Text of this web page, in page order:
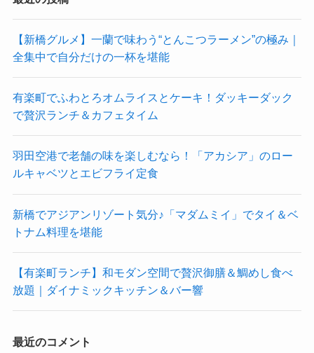
【新橋グルメ】一蘭で味わう“とんこつラーメン”の極み｜
全集中で自分だけの一杯を堪能
有楽町でふわとろオムライスとケーキ！ダッキーダック
で贅沢ランチ＆カフェタイム
羽田空港で老舗の味を楽しむなら！「アカシア」のロー
ルキャベツとエビフライ定食
新橋でアジアンリゾート気分♪「マダムミイ」でタイ＆ベ
トナム料理を堪能
【有楽町ランチ】和モダン空間で贅沢御膳＆鯛めし食べ
放題｜ダイナミックキッチン＆バー響
最近のコメント